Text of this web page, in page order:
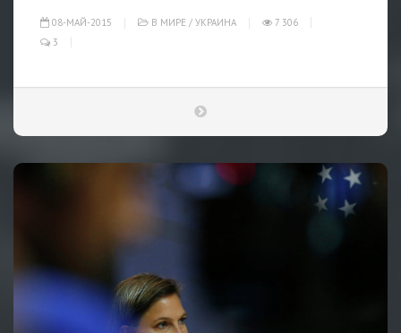
08-МАЙ-2015 В МИРЕ / УКРАИНА
7 306
3